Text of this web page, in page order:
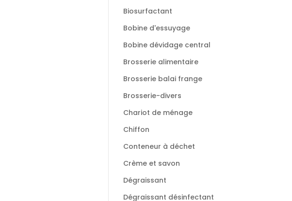
Biosurfactant
Bobine d'essuyage
Bobine dévidage central
Brosserie alimentaire
Brosserie balai frange
Brosserie-divers
Chariot de ménage
Chiffon
Conteneur à déchet
Crème et savon
Dégraissant
Dégraissant désinfectant